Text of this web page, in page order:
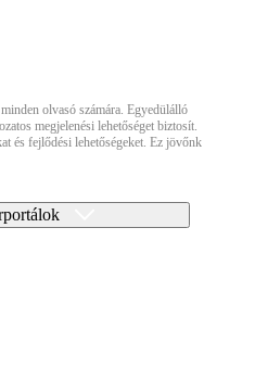
olvasó számára. Egyedülálló
megjelenési lehetőséget biztosít.
és fejlődési lehetőségeket. Ez jövőnk